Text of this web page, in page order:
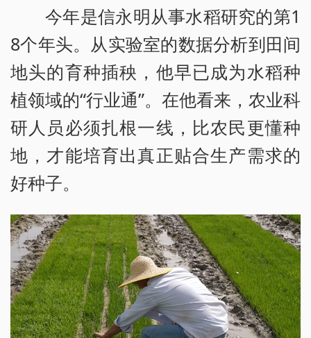
今年是信永明从事水稻研究的第1
8个年头。从实验室的数据分析到田间
地头的育种插秧，他早已成为水稻种
植领域的“行业通”。在他看来，农业科
研人员必须扎根一线，比农民更懂种
地，才能培育出真正贴合生产需求的
好种子。